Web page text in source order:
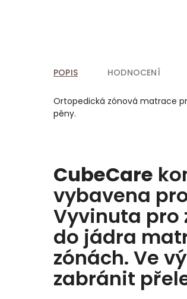
POPIS HODNOCENÍ
Ortopedická zónová matrace
pěny.
CubeCare
vybavena
Vyvinuta pro
do jádra
zónách. Ve
zabránit